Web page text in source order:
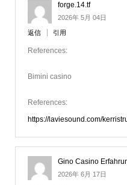
forge.14.tf
2026年 5月 04日
返信 引用
References:
Bimini casino
References:
https://laviesound.com/
Gino Casino
2026年 6月 17日